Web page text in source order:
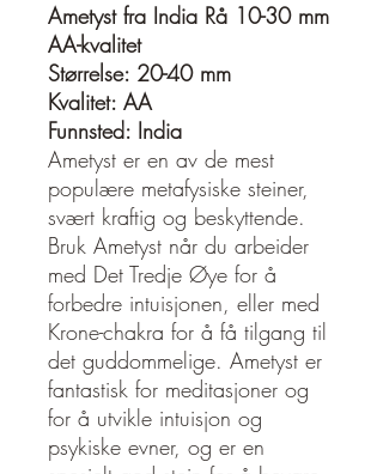
Ametyst fra India Rå 10-30 mm
AA-kvalitet
Størrelse: 20-40 mm
Kvalitet: AA
Funnsted: India
Ametyst er en av de mest
populære metafysiske steiner,
svært kraftig og beskyttende.
Bruk Ametyst når du arbeider
med Det Tredje Øye for å
forbedre intuisjonen, eller med
Krone-chakra for å få tilgang til
det guddommelige. Ametyst er
fantastisk for meditasjoner og
for å utvikle intuisjon og
psykiske evner, og er en